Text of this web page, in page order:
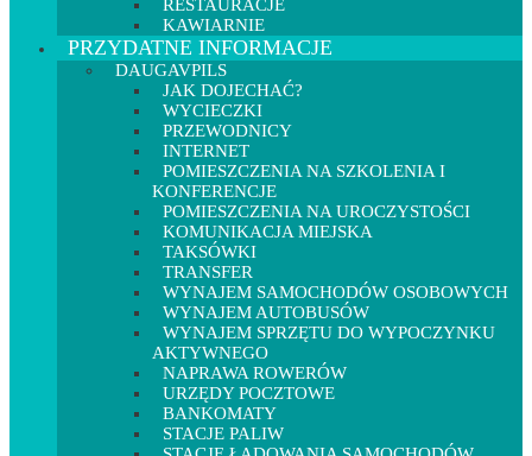
RESTAURACJE
KAWIARNIE
PRZYDATNE INFORMACJE
DAUGAVPILS
JAK DOJECHAĆ?
WYCIECZKI
PRZEWODNICY
INTERNET
POMIESZCZENIA NA SZKOLENIA I
KONFERENCJE
POMIESZCZENIA NA UROCZYSTOŚCI
KOMUNIKACJA MIEJSKA
TAKSÓWKI
TRANSFER
WYNAJEM SAMOCHODÓW OSOBOWYCH
WYNAJEM AUTOBUSÓW
WYNAJEM SPRZĘTU DO WYPOCZYNKU
AKTYWNEGO
NAPRAWA ROWERÓW
URZĘDY POCZTOWE
BANKOMATY
STACJE PALIW